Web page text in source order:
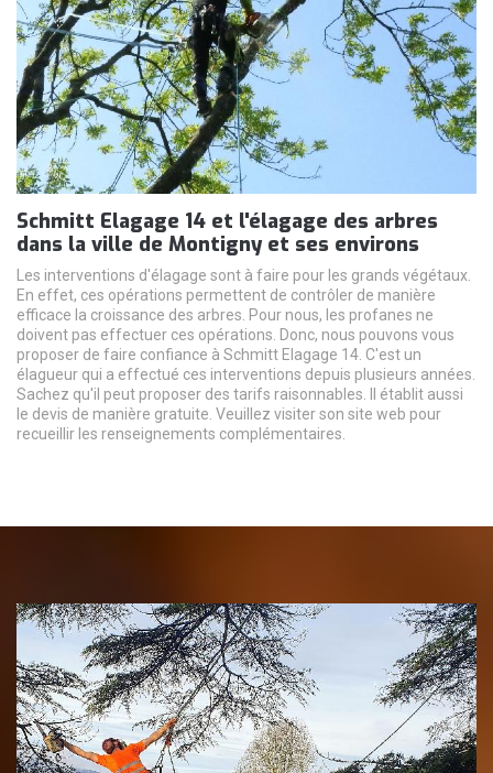
Schmitt Elagage 14 et l'élagage des arbres
dans la ville de Montigny et ses environs
Les interventions d'élagage sont à faire pour les grands végétaux.
En effet, ces opérations permettent de contrôler de manière
efficace la croissance des arbres. Pour nous, les profanes ne
doivent pas effectuer ces opérations. Donc, nous pouvons vous
proposer de faire confiance à Schmitt Elagage 14. C'est un
élagueur qui a effectué ces interventions depuis plusieurs années.
Sachez qu'il peut proposer des tarifs raisonnables. Il établit aussi
le devis de manière gratuite. Veuillez visiter son site web pour
recueillir les renseignements complémentaires.